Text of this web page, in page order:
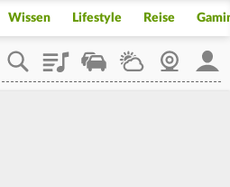
Wissen Lifestyle Reise
PlaylistStaupilotWetterWebcam